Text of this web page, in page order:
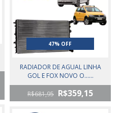
47% OFF
RADIADOR DE AGUAL LINHA
GOL E FOX NOVO O......
R$681,95 R$359,15